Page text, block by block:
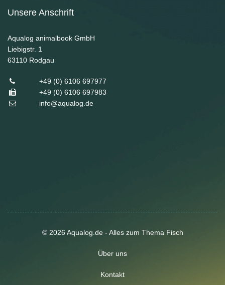
Unsere Anschrift
Aqualog animalbook GmbH
Liebigstr. 1
63110 Rodgau
+49 (0) 6106 697977
+49 (0) 6106 697983
info@aqualog.de
© 2026 Aqualog.de - Alles zum Thema Fisch
Über uns
Kontakt